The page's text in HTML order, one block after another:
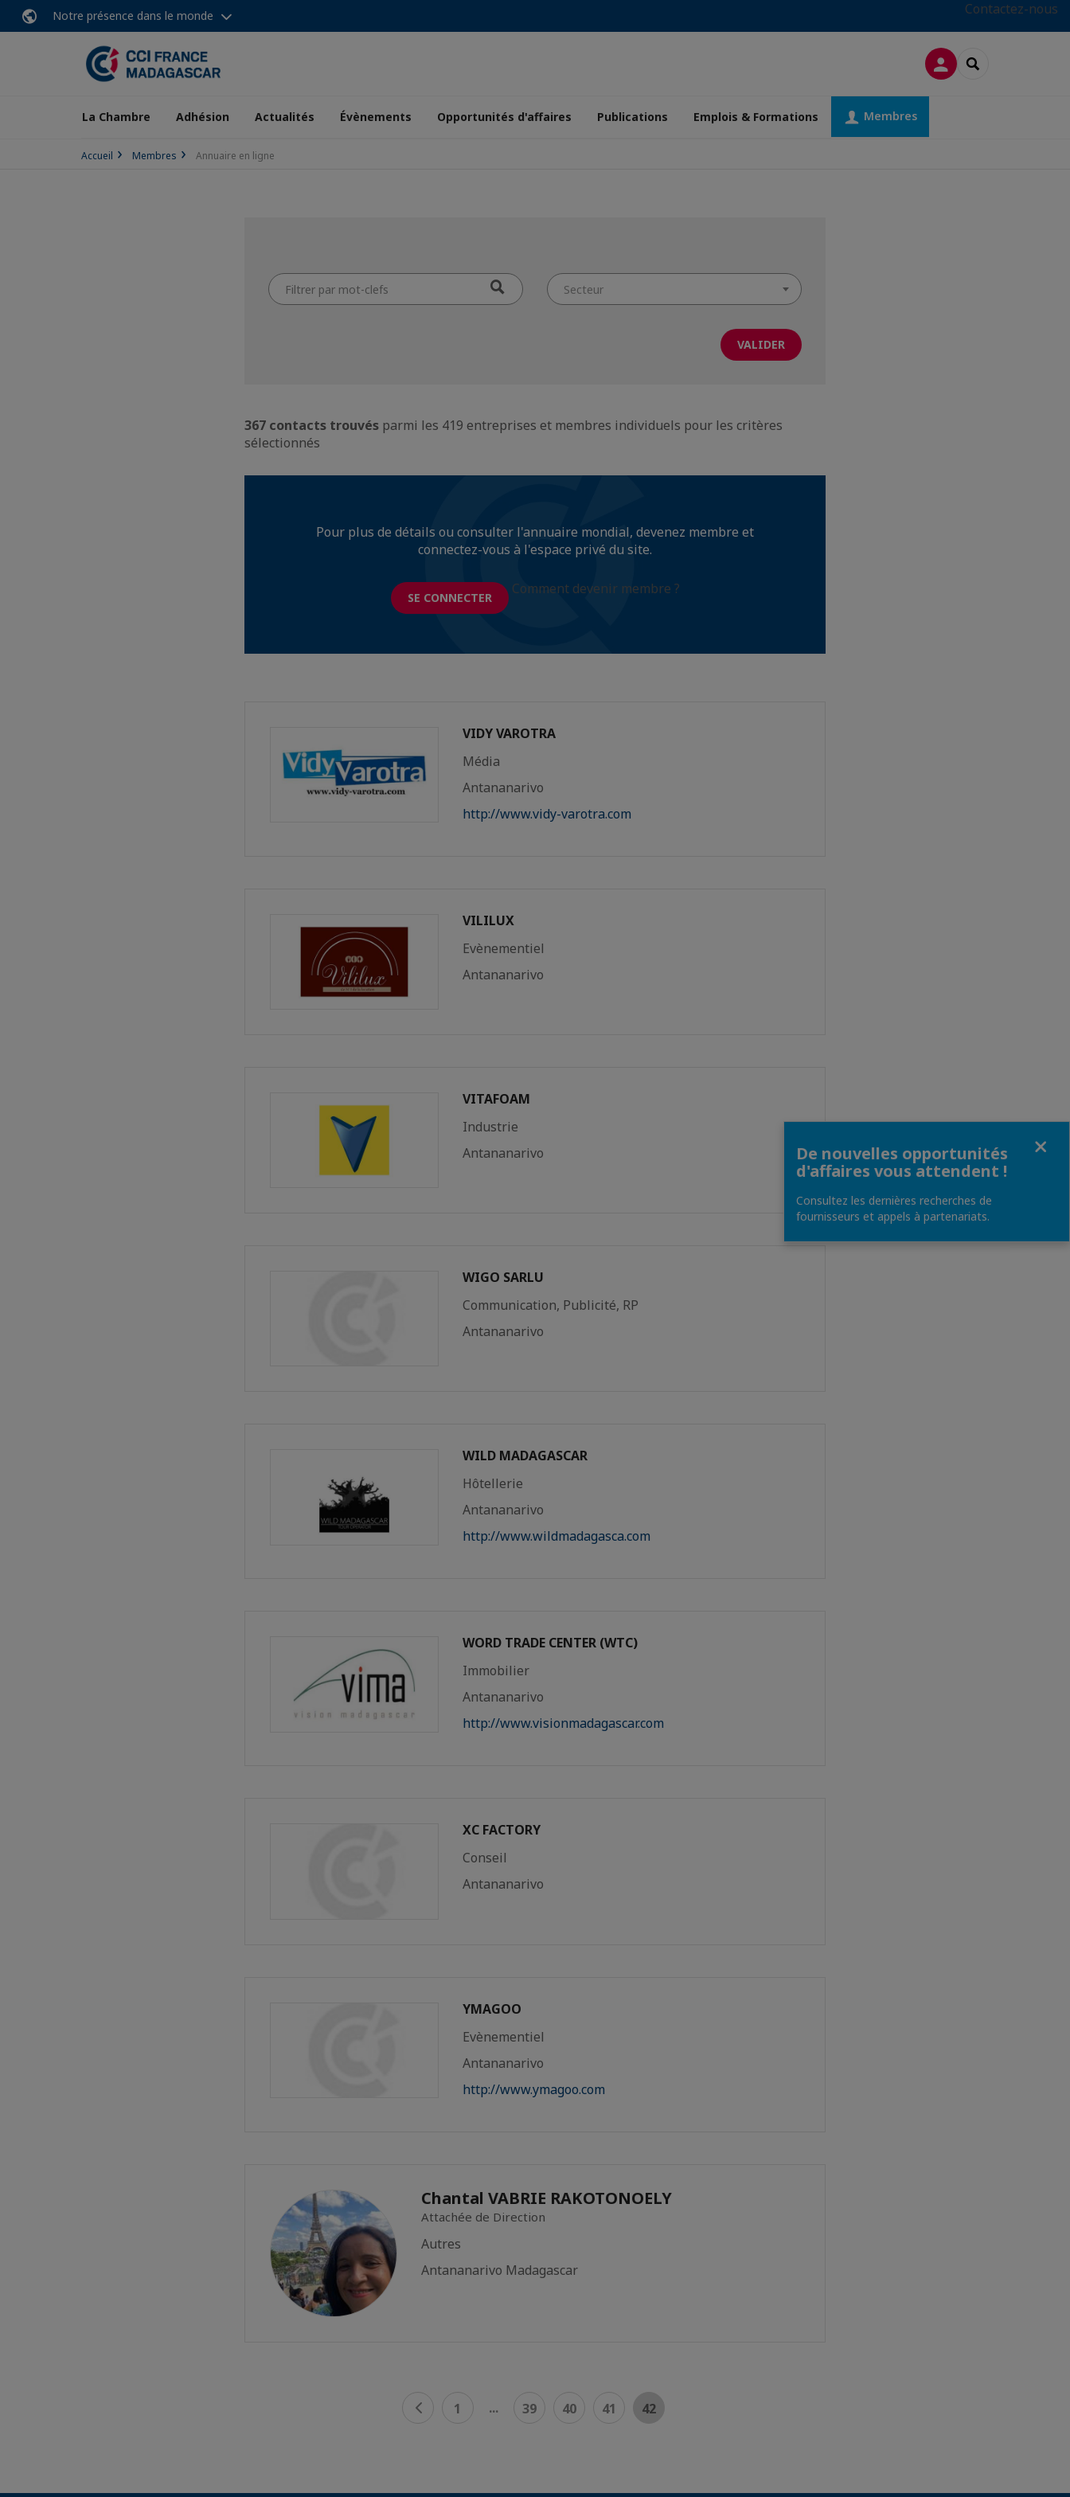
Notre présence dans le monde Contactez-nous
CONNEXIONRECHERCHER
La Chambre Adhésion Actualités Évènements Opportunités d'affaires Publications Emplois & Formations Membres
Accueil Membres Annuaire en ligne
Filtrer
par
mot-
Secteur
367 contacts trouvés parmi les 419 entreprises et membres individuels pour les critères
sélectionnés
Pour plus de détails ou consulter l'annuaire mondial, devenez membre et
connectez-vous à l'espace privé du site.
SE CONNECTER
Comment devenir membre ?
VIDY VAROTRA
Média
Antananarivo
http://www.vidy-varotra.com
VILILUX
Evènementiel
Antananarivo
VITAFOAM
Industrie
Antananarivo
WIGO SARLU
Communication, Publicité, RP
Antananarivo
WILD MADAGASCAR
Hôtellerie
Antananarivo
http://www.wildmadagasca.com
WORD TRADE CENTER (WTC)
Immobilier
Antananarivo
http://www.visionmadagascar.com
XC FACTORY
Conseil
Antananarivo
YMAGOO
Evènementiel
Antananarivo
http://www.ymagoo.com
Chantal VABRIE RAKOTONOELY
Attachée de Direction
Autres
Antananarivo Madagascar
1 ... 39 40 41 42
De nouvelles opportunités
d'affaires vous attendent !
Consultez les dernières recherches de
fournisseurs et appels à partenariats.